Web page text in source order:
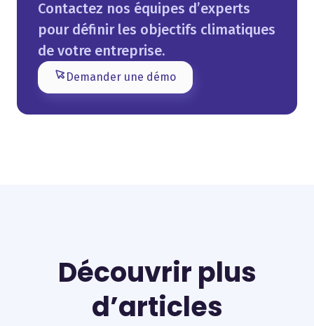
Contactez nos équipes d’experts
pour définir les objectifs climatiques
de votre entreprise.
Demander une démo
Découvrir plus
d’articles